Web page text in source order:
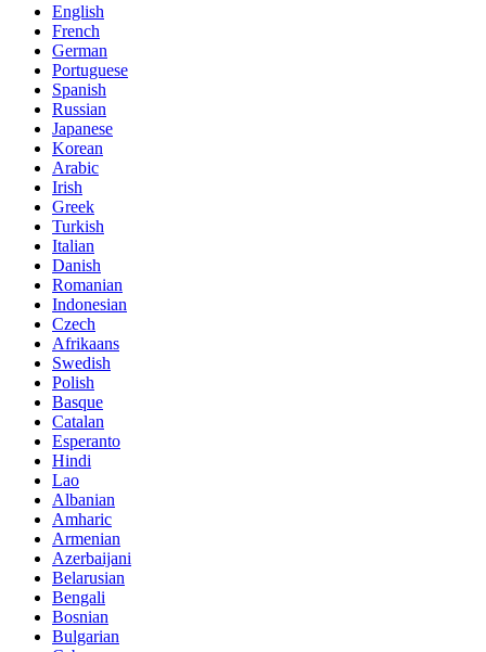
English
French
German
Portuguese
Spanish
Russian
Japanese
Korean
Arabic
Irish
Greek
Turkish
Italian
Danish
Romanian
Indonesian
Czech
Afrikaans
Swedish
Polish
Basque
Catalan
Esperanto
Hindi
Lao
Albanian
Amharic
Armenian
Azerbaijani
Belarusian
Bengali
Bosnian
Bulgarian